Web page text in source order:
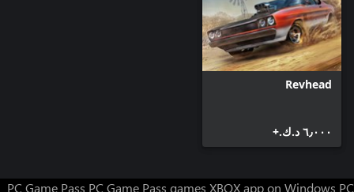
Revhead
٦٫٠٠٠ د.ك.‏+
PC Game Pass PC Game Pass games XBOX app on Windows PC